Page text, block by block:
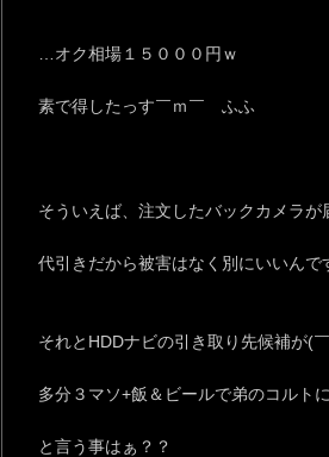
…オク相場１５０００円ｗ
素で得したっす￣ｍ￣ ふふ
そういえば、注文したバックカメラが
代引きだから被害はなく別にいいん
それとHDDナビの引き取り先候補が(
多分３マソ+飯＆ビールで弟のコルト
と言う事はぁ？？